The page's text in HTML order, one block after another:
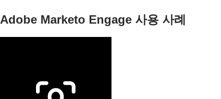
Adobe Marketo Engage 사용 사례